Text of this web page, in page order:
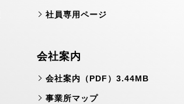
社員専用ページ
会社案内
会社案内（PDF）3.44MB
事業所マップ